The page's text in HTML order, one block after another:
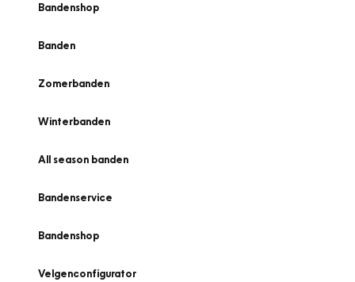
Bandenshop
Banden
Zomerbanden
Winterbanden
All season banden
Bandenservice
Bandenshop
Velgenconfigurator